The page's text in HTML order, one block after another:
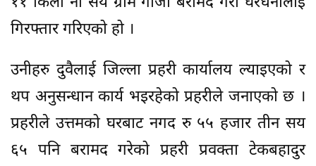
गिरफ्तार गरिएको हो ।
उनीहरु दुवैलाई जिल्ला प्रहरी कार्यालय ल्याइएको र
थप अनुसन्धान कार्य भइरहेको प्रहरीले जनाएको छ ।
प्रहरीले उत्तमको घरबाट नगद रु ५५ हजार तीन सय
६५ पनि बरामद गरेको प्रहरी प्रवक्ता टेकबहादुर